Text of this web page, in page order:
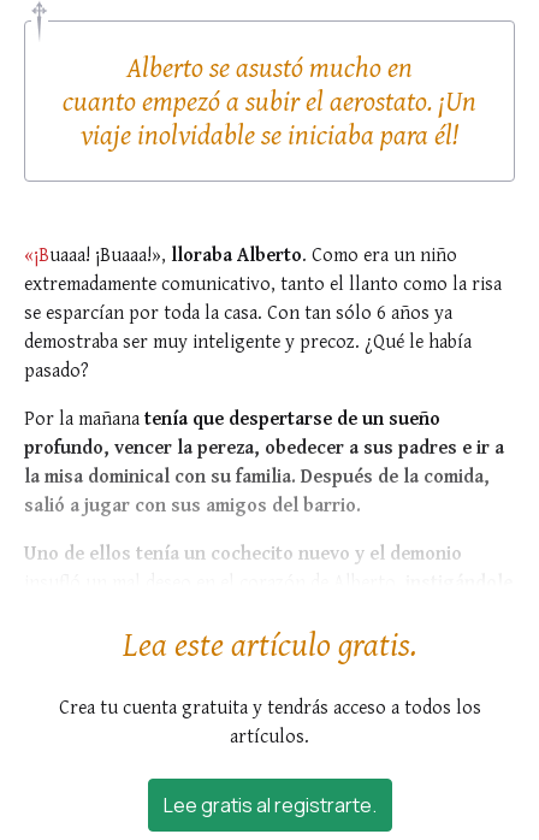
Alberto se asustó mucho en
cuanto empezó a subir el aerostato. ¡Un
viaje inolvidable se iniciaba para él!
«¡Buaaa! ¡Buaaa!», lloraba Alberto. Como era un niño
extremadamente comunicativo, tanto el llanto como la risa
se esparcían por toda la casa. Con tan sólo 6 años ya
demostraba ser muy inteligente y precoz. ¿Qué le había
pasado?
Por la mañanatenía que despertarse de un sueño
profundo, vencer la pereza, obedecer a sus padres e ir a
la misa dominical con su familia. Después de la comida,
salió a jugar con sus amigos del barrio.
Uno de ellos tenía un cochecito nuevo y el demonio
Lea este artículo gratis.
Crea tu cuenta gratuita y tendrás acceso a todos los
artículos.
Lee gratis al registrarte.